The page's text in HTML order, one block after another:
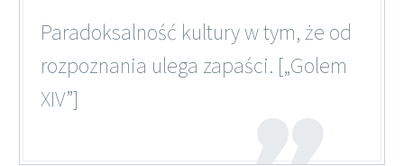
Paradoksalność kultury w tym, że od
rozpoznania ulega zapaści. [„Golem
XIV”]